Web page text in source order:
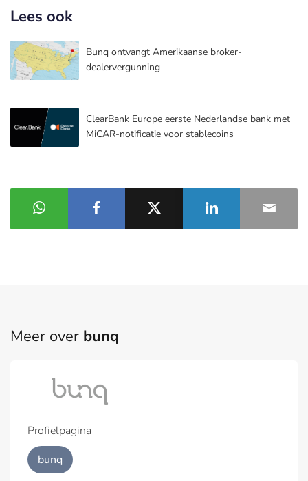
Lees ook
Bunq ontvangt Amerikaanse broker-
dealervergunning
ClearBank Europe eerste Nederlandse bank met
MiCAR-notificatie voor stablecoins
Meer over bunq
Profielpagina
bunq